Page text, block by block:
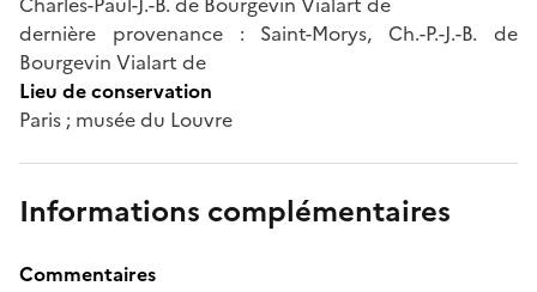
dernière provenance : Saint-Morys, Ch.-P.-J.-B. de
Bourgevin Vialart de
Lieu de conservation
Paris ; musée du Louvre
Informations complémentaires
Commentaires